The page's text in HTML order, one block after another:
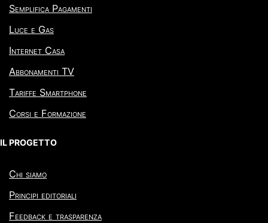
Semplifica Pagamenti
Luce e Gas
Internet Casa
Abbonamenti TV
Tariffe Smartphone
Corsi e Formazione
IL PROGETTO
Chi siamo
Principi editoriali
Feedback e trasparenza